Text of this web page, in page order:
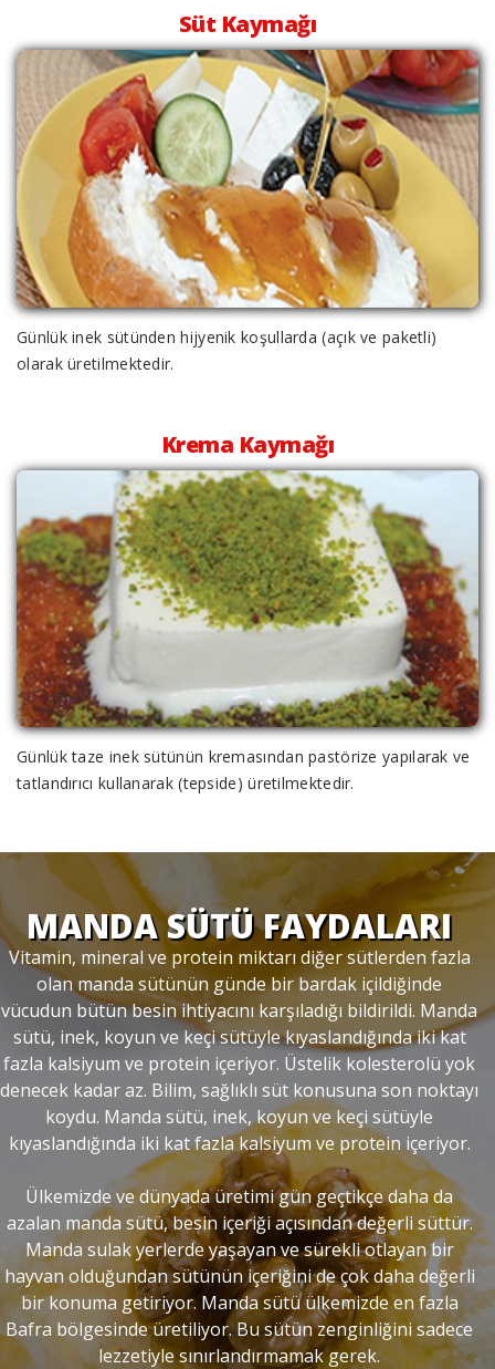
Süt Kaymağı
Günlük inek sütünden hijyenik koşullarda (açık ve paketli)
olarak üretilmektedir.
Krema Kaymağı
Günlük taze inek sütünün kremasından pastörize yapılarak ve
tatlandırıcı kullanarak (tepside) üretilmektedir.
MANDA SÜTÜ FAYDALARI
Vitamin, mineral ve protein miktarı diğer sütlerden fazla
olan manda sütünün günde bir bardak içildiğinde
vücudun bütün besin ihtiyacını karşıladığı bildirildi. Manda
sütü, inek, koyun ve keçi sütüyle kıyaslandığında iki kat
fazla kalsiyum ve protein içeriyor. Üstelik kolesterolü yok
denecek kadar az. Bilim, sağlıklı süt konusuna son noktayı
koydu. Manda sütü, inek, koyun ve keçi sütüyle
kıyaslandığında iki kat fazla kalsiyum ve protein içeriyor.
Ülkemizde ve dünyada üretimi gün geçtikçe daha da
azalan manda sütü, besin içeriği açısından değerli süttür.
Manda sulak yerlerde yaşayan ve sürekli otlayan bir
hayvan olduğundan sütünün içeriğini de çok daha değerli
bir konuma getiriyor. Manda sütü ülkemizde en fazla
Bafra bölgesinde üretiliyor. Bu sütün zenginliğini sadece
lezzetiyle sınırlandırmamak gerek.